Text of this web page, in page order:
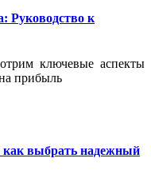
Руководство к
ключевые аспекты
прибыль
как выбрать надежный